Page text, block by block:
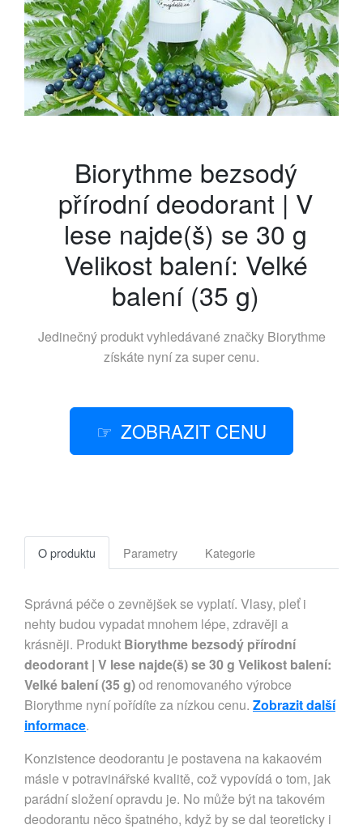
Biorythme bezsodý
přírodní deodorant | V
lese najde(š) se 30 g
Velikost balení: Velké
balení (35 g)
Jedinečný produkt vyhledávané značky Biorythme
získáte nyní za super cenu.
ZOBRAZIT CENU
O produktu Parametry Kategorie
Správná péče o zevnějšek se vyplatí. Vlasy, pleť i
nehty budou vypadat mnohem lépe, zdravěji a
krásněji. Produkt Biorythme bezsodý přírodní
deodorant | V lese najde(š) se 30 g Velikost balení:
Velké balení (35 g)od renomovaného výrobce
Biorythme nyní pořídíte za nízkou cenu. Zobrazit další
informace.
Konzistence deodorantu je postavena na kakaovém
másle v potravinářské kvalitě, což vypovídá o tom, jak
parádní složení opravdu je. No může být na takovém
deodorantu něco špatného, když by se dal teoreticky i